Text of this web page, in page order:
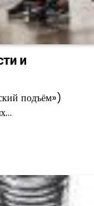
и
подъём»)